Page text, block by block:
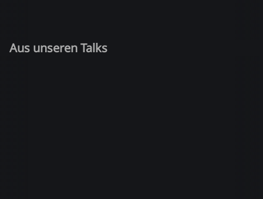
Aus unseren Talks